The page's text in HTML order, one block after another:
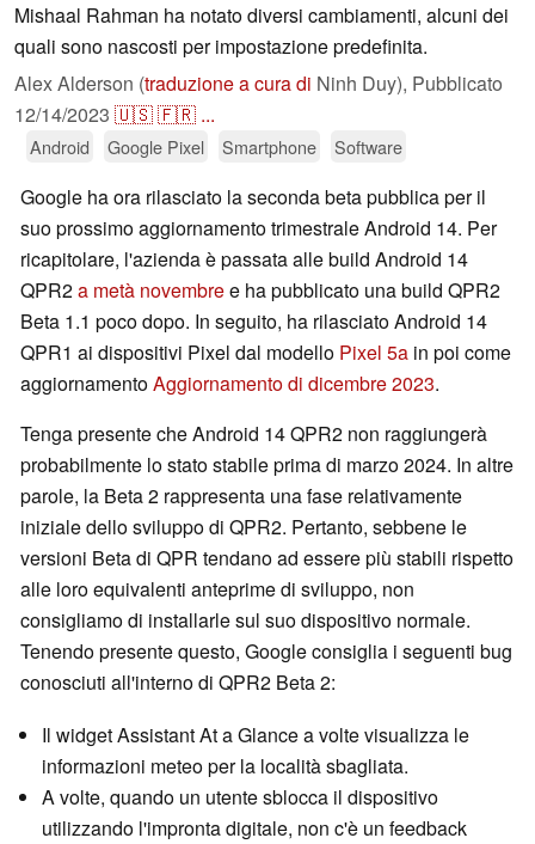
Mishaal Rahman ha notato diversi cambiamenti, alcuni dei
quali sono nascosti per impostazione predefinita.
Alex Alderson (traduzione a cura di Ninh Duy), Pubblicato
12/14/2023 🇺🇸🇫🇷 ...
Android Google Pixel Smartphone Software
Google ha ora rilasciato la seconda beta pubblica per il
suo prossimo aggiornamento trimestrale Android 14. Per
ricapitolare, l'azienda è passata alle build Android 14
QPR2a metà novembree ha pubblicato una build QPR2
Beta 1.1 poco dopo. In seguito, ha rilasciato Android 14
QPR1 ai dispositivi Pixel dal modello Pixel 5a in poi come
aggiornamentoAggiornamento di dicembre 2023.
Tenga presente che Android 14 QPR2 non raggiungerà
probabilmente lo stato stabile prima di marzo 2024. In altre
parole, la Beta 2 rappresenta una fase relativamente
iniziale dello sviluppo di QPR2. Pertanto, sebbene le
versioni Beta di QPR tendano ad essere più stabili rispetto
alle loro equivalenti anteprime di sviluppo, non
consigliamo di installarle sul suo dispositivo normale.
Tenendo presente questo, Google consiglia i seguenti bug
conosciuti all'interno di QPR2 Beta 2:
Il widget Assistant At a Glance a volte visualizza le
informazioni meteo per la località sbagliata.
A volte, quando un utente sblocca il dispositivo
utilizzando l'impronta digitale, non c'è un feedback